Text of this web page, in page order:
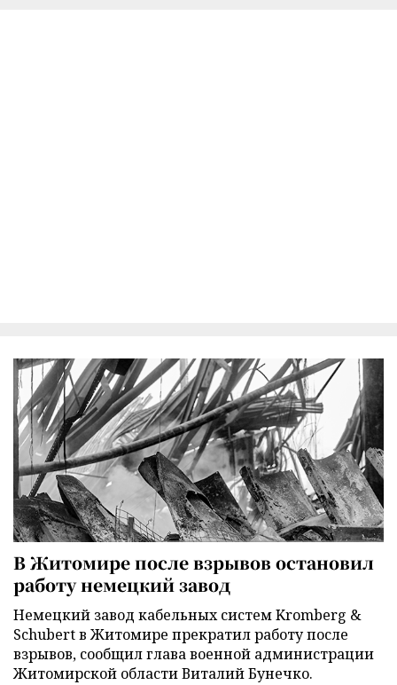
В Житомире после взрывов остановил
работу немецкий завод
Немецкий завод кабельных систем Kromberg &
Schubert в Житомире прекратил работу после
взрывов, сообщил глава военной администрации
Житомирской области Виталий Бунечко.